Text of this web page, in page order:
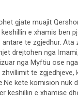
gjate muajit
e xhamis ben
te zgjedhur. Ata
drejtohen nga
nga Myftiu ose
te zgjedhjeve,
kete komision nuk
keshillin e xhamise